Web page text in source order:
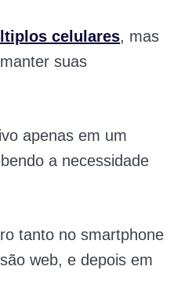
celulares, mas
suas
apenas em um
a necessidade
tanto no smartphone
web, e depois em